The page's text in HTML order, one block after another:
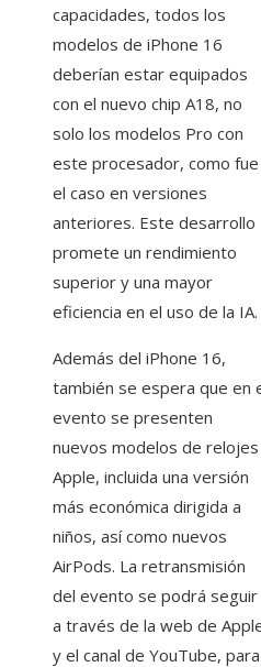
capacidades, todos los
modelos de iPhone 16
deberían estar equipados
con el nuevo chip A18, no
solo los modelos Pro con
este procesador, como fue
el caso en versiones
anteriores. Este desarrollo
promete un rendimiento
superior y una mayor
eficiencia en el uso de la IA.
Además del iPhone 16,
también se espera que en
evento se presenten
nuevos modelos de relojes
Apple, incluida una versión
más económica dirigida a
niños, así como nuevos
AirPods. La retransmisión
del evento se podrá seguir
a través de la web de
y el canal de YouTube, para